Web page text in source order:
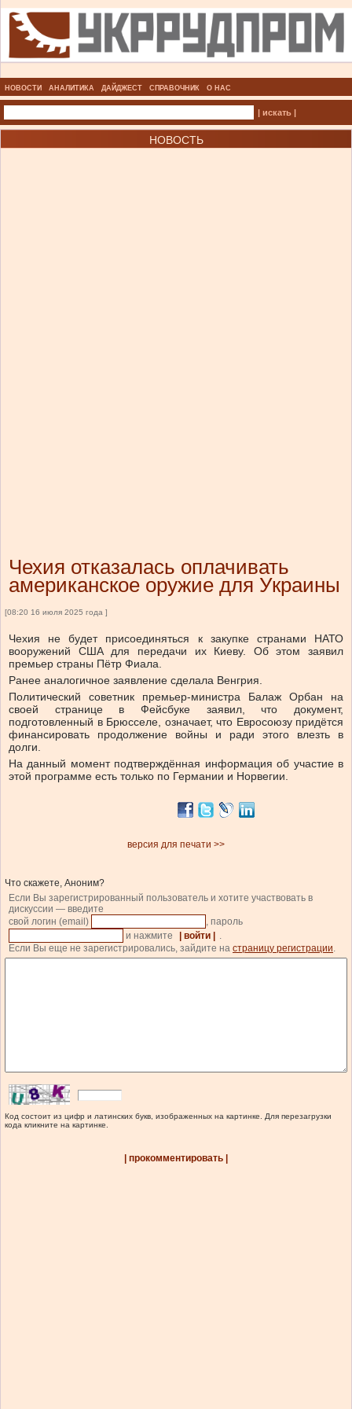
НОВОСТИ АНАЛИТИКА ДАЙДЖЕСТ СПРАВОЧНИК О НАС
| искать |
НОВОСТЬ
Чехия отказалась оплачивать
американское оружие для Украины
[08:20 16 июля 2025 года ]
Чехия не будет присоединяться к закупке странами НАТО
вооружений США для передачи их Киеву. Об этом заявил
премьер страны Пётр Фиала.
Ранее аналогичное заявление сделала Венгрия.
Политический советник премьер-министра Балаж Орбан на
своей странице в Фейсбуке заявил, что документ,
подготовленный в Брюсселе, означает, что Евросоюзу придётся
финансировать продолжение войны и ради этого влезть в
долги.
На данный момент подтверждённая информация об участие в
этой программе есть только по Германии и Норвегии.
версия для печати >>
Что скажете, Аноним?
Если Вы зарегистрированный пользователь и хотите участвовать в
дискуссии — введите
свой логин (email)
, пароль
и нажмите
| войти |
.
Если Вы еще не зарегистрировались, зайдите на страницу регистрации.
Код состоит из цифр и латинских букв, изображенных на картинке. Для перезагрузки
кода кликните на картинке.
| прокомментировать |